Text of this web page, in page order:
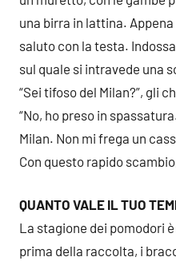
una birra in lattina.
saluto con la testa.
sul quale si intravede una
“Sei tifoso del Milan?”, gli
“No, ho preso in
Milan. Non mi frega un
Con questo rapido
QUANTO VALE IL TUO
La stagione dei pomodori
prima della raccolta, i